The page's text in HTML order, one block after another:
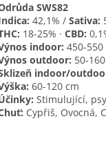
SWS82
42,1% / Sativa:
18-25% · CBD:
indoor: 450-
outdoor: 50-
indoor/
60-120 cm
Stimulující,
Cypřiš, Ovocná,